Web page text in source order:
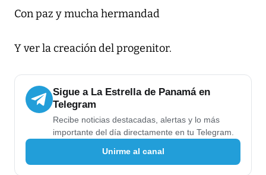
Con paz y mucha hermandad
Y ver la creación del progenitor.
Sigue a La Estrella de Panamá en
Telegram
Recibe noticias destacadas, alertas y lo más
importante del día directamente en tu Telegram.
Unirme al canal